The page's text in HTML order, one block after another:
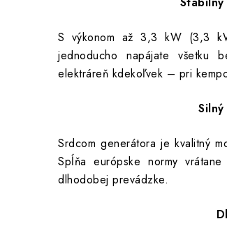
S výkonom až 3,3 kW (3,3
jednoducho napájate všetku
elektráreň kdekoľvek – pri
Srdcom generátora je kvalitný
Spĺňa európske normy
dlhodobej prevádzke.